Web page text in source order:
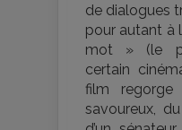
de dialogues
pour autant à
mot » (le
certain
film regorge
savoureux,